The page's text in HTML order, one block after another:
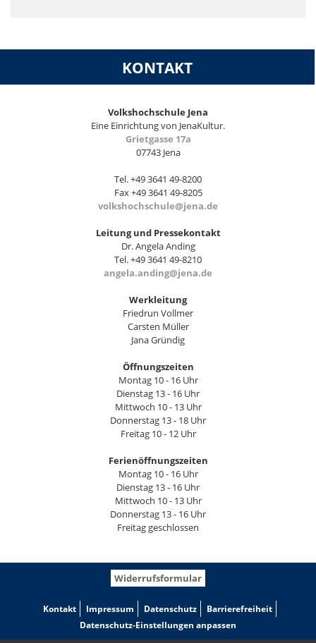
KONTAKT
Volkshochschule Jena
Eine Einrichtung von JenaKultur.
Grietgasse 17a
07743 Jena
Tel. +49 3641 49-8200
Fax +49 3641 49-8205
volkshochschule@jena.de
Leitung und Pressekontakt
Dr. Angela Anding
Tel. +49 3641 49-8210
angela.anding@jena.de
Werkleitung
Friedrun Vollmer
Carsten Müller
Jana Gründig
Öffnungszeiten
Montag 10 - 16 Uhr
Dienstag 13 - 16 Uhr
Mittwoch 10 - 13 Uhr
Donnerstag 13 - 18 Uhr
Freitag 10 - 12 Uhr
Ferienöffnungszeiten
Montag 10 - 16 Uhr
Dienstag 13 - 16 Uhr
Mittwoch 10 - 13 Uhr
Donnerstag 13 - 16 Uhr
Freitag geschlossen
Widerrufsformular
Kontakt Impressum Datenschutz
Barrierefreiheit
Datenschutz-Einstellungen anpassen